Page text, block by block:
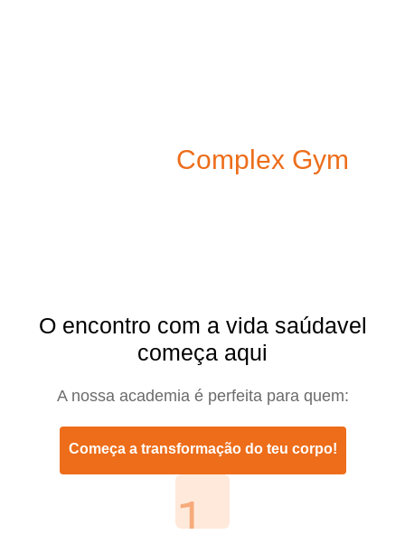
Complex Gym
O encontro com a vida saúdavel
começa aqui
A nossa academia é perfeita para quem:
Começa a transformação do teu corpo!